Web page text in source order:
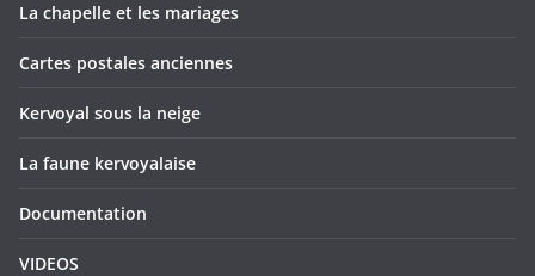
La chapelle et les mariages
Cartes postales anciennes
Kervoyal sous la neige
La faune kervoyalaise
Documentation
VIDEOS